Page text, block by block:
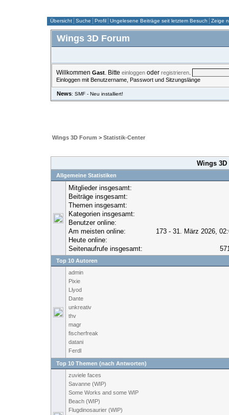
Übersicht Suche Profil Ungelesene Beiträge seit letztem Besuch Zeige
Wings 3D Forum
Willkommen Gast. Bitte einloggenoder registrieren.
Einloggen mit Benutzername, Passwort und Sitzungslänge
News: SMF - Neu installiert!
Wings 3D Forum > Statistik-Center
Wings
Allgemeine Statistiken
Mitglieder insgesamt:
Beiträge insgesamt:
Themen insgesamt:
Kategorien insgesamt:
Benutzer online:
Am meisten online:
173 - 31. März 2026,
Heute online:
Seitenaufrufe insgesamt:
Top 10 Autoren
admin
Pixie
Llyod
Dante
unkreativ
thv
magr
fischerfreak
datani
Ferdl
Top 10 Themen (nach Antworten)
zuviele faces
Savanne (WIP)
Some Works and some WIP
Beach (WIP)
Flugdinosaurier (WIP)